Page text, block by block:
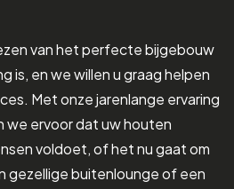
van het perfecte bijgebouw
is, en we willen u graag helpen
Met onze jarenlange ervaring
we ervoor dat uw houten
voldoet, of het nu gaat om
gezellige buitenlounge of een